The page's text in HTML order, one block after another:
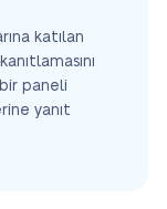
katılan
paneli
yanıt